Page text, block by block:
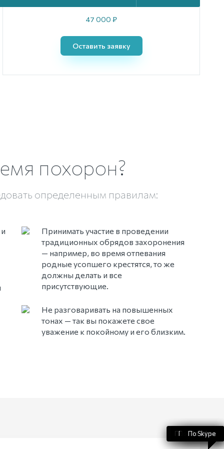
47 000 ₽
Оставить заявку
похорон?
определенным правилам:
Принимать участие в проведении
традиционных обрядов захоронения
— например, во время отпевания
родные усопшего крестятся, то же
должны делать и все
присутствующие.
Не разговаривать на повышенных
тонах — так вы покажете свое
уважение к покойному и его близким.
По телефону
По WhatsApp
По Telegram
По Viber
По Skype